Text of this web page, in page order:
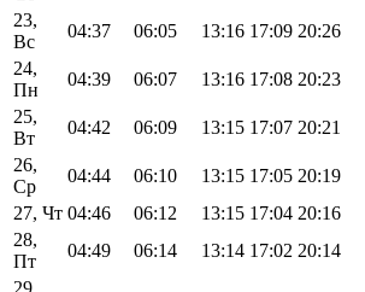
23,
Вс
04:37 06:05 13:16 17:09 20:26
24,
Пн
04:39 06:07 13:16 17:08 20:23
25,
Вт
04:42 06:09 13:15 17:07 20:21
26,
Ср
04:44 06:10 13:15 17:05 20:19
27, Чт 04:46 06:12 13:15 17:04 20:16
28,
Пт
04:49 06:14 13:14 17:02 20:14